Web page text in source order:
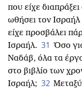
που είχε
ωθήσει τον Ισραήλ
είχε προσβάλει
Ισραήλ. 31 Όσο
Ναδάβ, όλα τα
στο βιβλίο των
Ισραήλ; 32